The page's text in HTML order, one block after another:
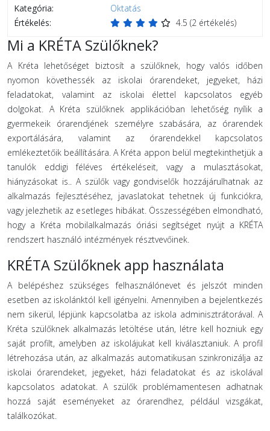
Kategória:
Oktatás
Értékelés:
4.5 (2 értékelés)
Mi a KRÉTA Szülőknek?
A Kréta lehetőséget biztosít a szülőknek, hogy valós időben
nyomon követhessék az iskolai órarendeket, jegyeket, házi
feladatokat, valamint az iskolai élettel kapcsolatos egyéb
dolgokat. A Kréta szülőknek applikációban lehetőség nyílik a
gyermekeik órarendjének személyre szabására, az órarendek
exportálására, valamint az órarendekkel kapcsolatos
emlékeztetőik beállítására. A Kréta appon belül megtekinthetjük a
tanulók eddigi féléves értékeléseit, vagy a mulasztásokat,
hiányzásokat is.. A szülők vagy gondviselők hozzájárulhatnak az
alkalmazás fejlesztéséhez, javaslatokat tehetnek új funkciókra,
vagy jelezhetik az esetleges hibákat. Összességében elmondható,
hogy a Kréta mobilalkalmazás óriási segítséget nyújt a KRÉTA
rendszert használó intézmények résztvevőinek.
KRÉTA Szülőknek app használata
A belépéshez szükséges felhasználónevet és jelszót minden
esetben az iskolánktól kell igényelni. Amennyiben a bejelentkezés
nem sikerül, lépjünk kapcsolatba az iskola adminisztrátorával. A
Kréta szülőknek alkalmazás letöltése után, létre kell hozniuk egy
saját profilt, amelyben az iskolájukat kell kiválasztaniuk. A profil
létrehozása után, az alkalmazás automatikusan szinkronizálja az
iskolai órarendeket, jegyeket, házi feladatokat és az iskolával
kapcsolatos adatokat. A szülők problémamentesen adhatnak
hozzá saját eseményeket az órarendhez, például vizsgákat,
találkozókat.